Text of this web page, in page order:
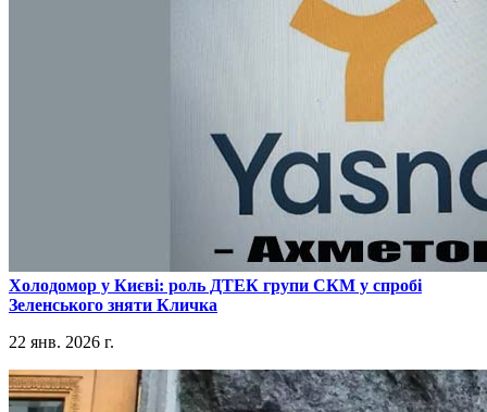
​Холодомор у Києві: роль ДТЕК групи СКМ у спробі
Зеленського зняти Кличка
22 янв. 2026 г.